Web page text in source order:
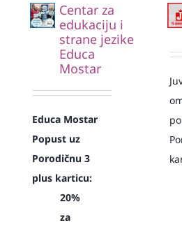
Centar za
edukaciju i
strane jezike
Educa
Mostar
Educa Mostar
Popust uz
Porodičnu 3
plus karticu:
20%
za